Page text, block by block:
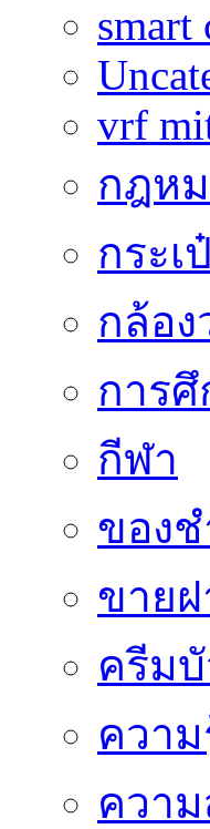
smart
vrf
กฎห
กระเ
กล้อง
การ
กีฬา
ของ
ขาย
ครีม
ความ
ควา